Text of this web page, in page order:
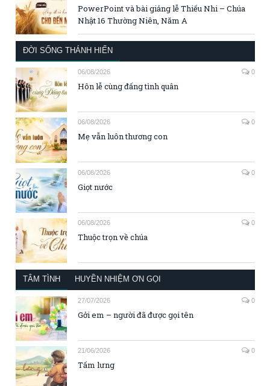
PowerPoint và bài giảng lễ Thiếu Nhi – Chúa
Nhật 16 Thường Niên, Năm A
ĐỜI SỐNG THÁNH HIẾN
06/08/2026 0
Hôn lễ cùng đấng tình quân
06/08/2026 0
Mẹ vẫn luôn thương con
06/08/2026 0
Giọt nước
06/08/2026 0
Thuộc trọn về chúa
TÂM TÌNH HUYỀN NHIỆM ƠN GỌI
27/07/2026 0
Gởi em – người đã được gọi tên
21/06/2026 0
Tấm lưng